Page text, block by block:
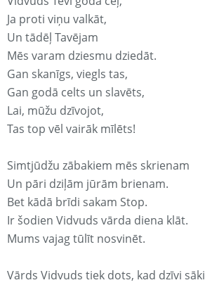
Ja proti viņu valkāt,
Un tādēļ Tavējam
Mēs varam dziesmu dziedāt.
Gan skanīgs, viegls tas,
Gan godā celts un slavēts,
Lai, mūžu dzīvojot,
Tas top vēl vairāk mīlēts!
Simtjūdžu zābakiem mēs skrienam
Un pāri dziļām jūrām brienam.
Bet kādā brīdi sakam Stop.
Ir šodien Vidvuds vārda diena klāt.
Mums vajag tūlīt nosvinēt.
Vārds Vidvuds tiek dots, kad dzīvi sāki